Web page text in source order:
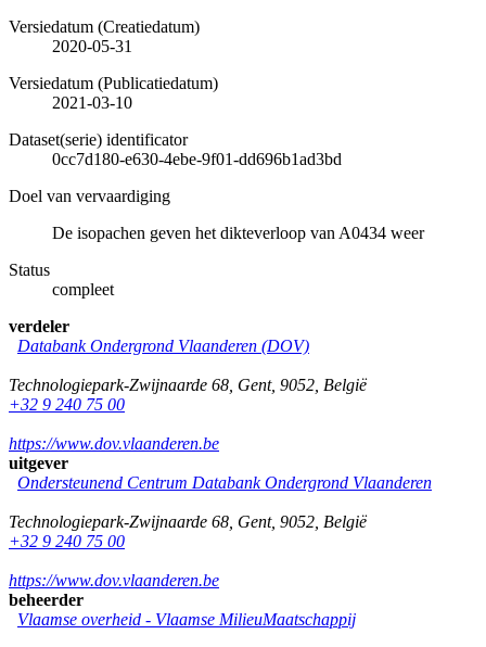
Versiedatum (Creatiedatum)
2020-05-31
Versiedatum (Publicatiedatum)
2021-03-10
Dataset(serie) identificator
0cc7d180-e630-4ebe-9f01-dd696b1ad3bd
Doel van vervaardiging
De isopachen geven het dikteverloop van A0434 weer
Status
compleet
verdeler
Databank Ondergrond Vlaanderen (DOV)
Technologiepark-Zwijnaarde 68 Gent, 9052 België
+32 9 240 75 00
https://www.dov.vlaanderen.be
uitgever
Ondersteunend Centrum Databank Ondergrond Vlaanderen
Technologiepark-Zwijnaarde 68 Gent, 9052 België
+32 9 240 75 00
https://www.dov.vlaanderen.be
beheerder
Vlaamse overheid - Vlaamse MilieuMaatschappij